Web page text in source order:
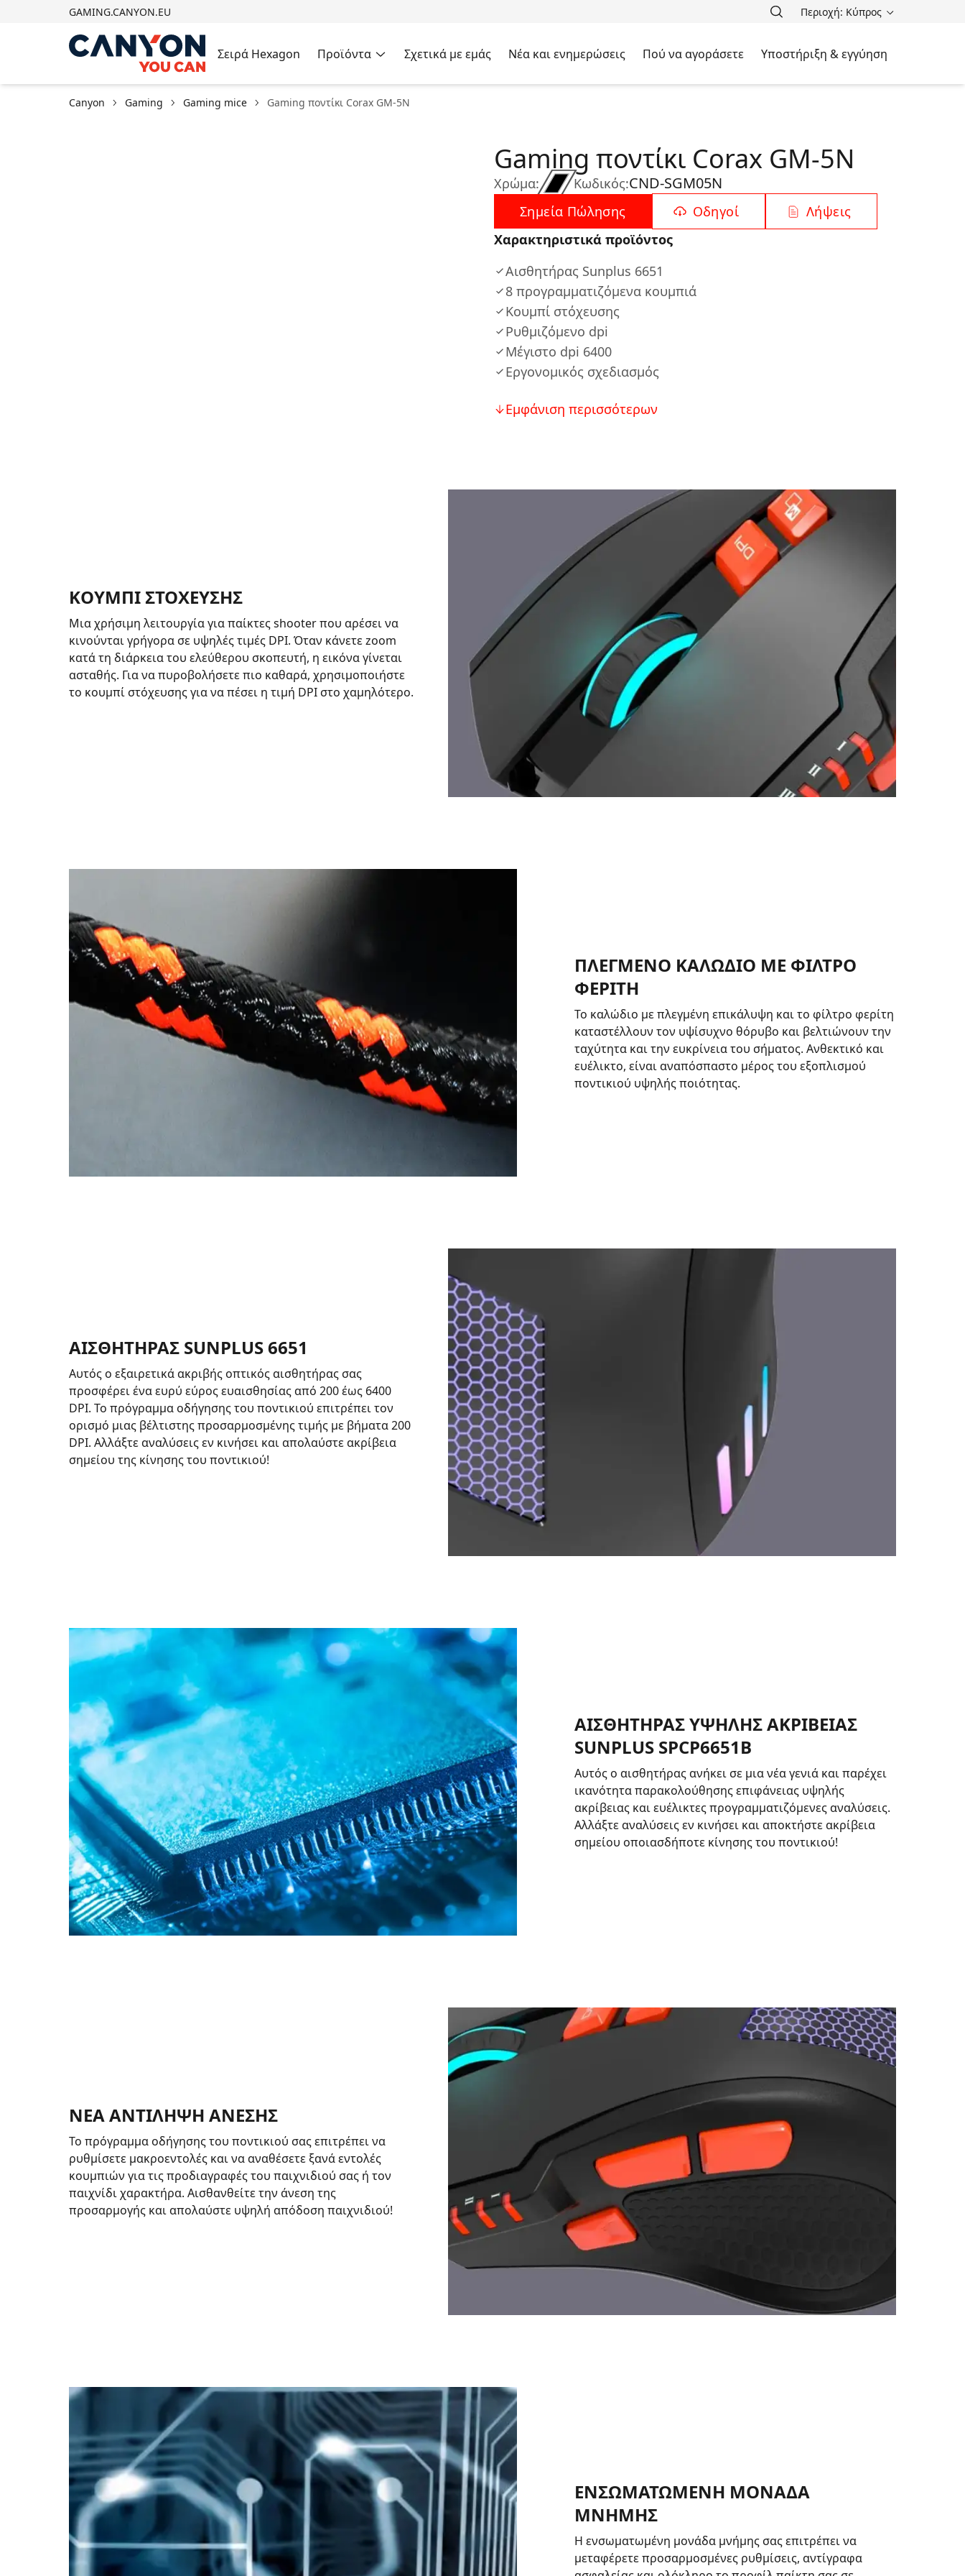
GAMING.CANYON.EU Περιοχή: Κύπρος
Σειρά Hexagon Προϊόντα Σχετικά με εμάς Νέα και ενημερώσεις Πού να αγοράσετε Υποστήριξη & εγγύηση
Canyon Gaming Gaming mice Gaming ποντίκι Corax GM-5N
Χρώμα:
Gaming ποντίκι Corax GM-5N
Κωδικός:CND-SGM05N
Σημεία Πώλησης Οδηγοί
Λήψεις
Χαρακτηριστικά προϊόντος
Αισθητήρας Sunplus 6651
8 προγραμματιζόμενα κουμπιά
Κουμπί στόχευσης
Ρυθμιζόμενο dpi
Μέγιστο dpi 6400
Εργονομικός σχεδιασμός
Εμφάνιση περισσότερων
ΚΟΥΜΠΙ ΣΤΟΧΕΥΣΗΣ
Μια χρήσιμη λειτουργία για παίκτες shooter που αρέσει να
κινούνται γρήγορα σε υψηλές τιμές DPI. Όταν κάνετε zoom
κατά τη διάρκεια του ελεύθερου σκοπευτή, η εικόνα γίνεται
ασταθής. Για να πυροβολήσετε πιο καθαρά, χρησιμοποιήστε
το κουμπί στόχευσης για να πέσει η τιμή DPI στο χαμηλότερο.
ΠΛΕΓΜΕΝΟ ΚΑΛΩΔΙΟ ΜΕ ΦΙΛΤΡΟ
ΦΕΡΙΤΗ
Το καλώδιο με πλεγμένη επικάλυψη και το φίλτρο φερίτη
καταστέλλουν τον υψίσυχνο θόρυβο και βελτιώνουν την
ταχύτητα και την ευκρίνεια του σήματος. Ανθεκτικό και
ευέλικτο, είναι αναπόσπαστο μέρος του εξοπλισμού
ποντικιού υψηλής ποιότητας.
ΑΙΣΘΗΤΗΡΑΣ SUNPLUS 6651
Αυτός ο εξαιρετικά ακριβής οπτικός αισθητήρας σας
προσφέρει ένα ευρύ εύρος ευαισθησίας από 200 έως 6400
DPI. Το πρόγραμμα οδήγησης του ποντικιού επιτρέπει τον
ορισμό μιας βέλτιστης προσαρμοσμένης τιμής με βήματα 200
DPI. Αλλάξτε αναλύσεις εν κινήσει και απολαύστε ακρίβεια
σημείου της κίνησης του ποντικιού!
ΑΙΣΘΗΤΗΡΑΣ ΥΨΗΛΗΣ ΑΚΡΙΒΕΙΑΣ
SUNPLUS SPCP6651B
Αυτός ο αισθητήρας ανήκει σε μια νέα γενιά και παρέχει
ικανότητα παρακολούθησης επιφάνειας υψηλής
ακρίβειας και ευέλικτες προγραμματιζόμενες αναλύσεις.
Αλλάξτε αναλύσεις εν κινήσει και αποκτήστε ακρίβεια
σημείου οποιασδήποτε κίνησης του ποντικιού!
ΝΕΑ ΑΝΤΙΛΗΨΗ ΑΝΕΣΗΣ
Το πρόγραμμα οδήγησης του ποντικιού σας επιτρέπει να
ρυθμίσετε μακροεντολές και να αναθέσετε ξανά εντολές
κουμπιών για τις προδιαγραφές του παιχνιδιού σας ή τον
παιχνίδι χαρακτήρα. Αισθανθείτε την άνεση της
προσαρμογής και απολαύστε υψηλή απόδοση παιχνιδιού!
ΕΝΣΩΜΑΤΩΜΕΝΗ ΜΟΝΑΔΑ
ΜΝΗΜΗΣ
Η ενσωματωμένη μονάδα μνήμης σας επιτρέπει να
μεταφέρετε προσαρμοσμένες ρυθμίσεις, αντίγραφα